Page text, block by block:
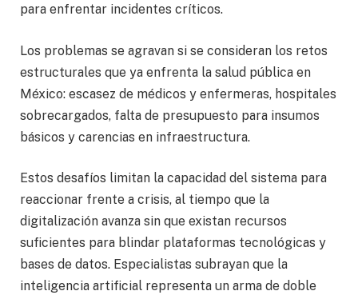
para enfrentar incidentes críticos.
Los problemas se agravan si se consideran los retos
estructurales que ya enfrenta la salud pública en
México: escasez de médicos y enfermeras, hospitales
sobrecargados, falta de presupuesto para insumos
básicos y carencias en infraestructura.
Estos desafíos limitan la capacidad del sistema para
reaccionar frente a crisis, al tiempo que la
digitalización avanza sin que existan recursos
suficientes para blindar plataformas tecnológicas y
bases de datos. Especialistas subrayan que la
inteligencia artificial representa un arma de doble